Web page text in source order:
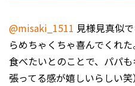
@misaki_1511 見様見真似
らめちゃくちゃ喜んでくれ
食べたいとのことで、パパ
張ってる感が嬉しいらしい